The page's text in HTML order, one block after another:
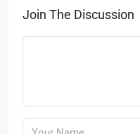
Join The Discussion